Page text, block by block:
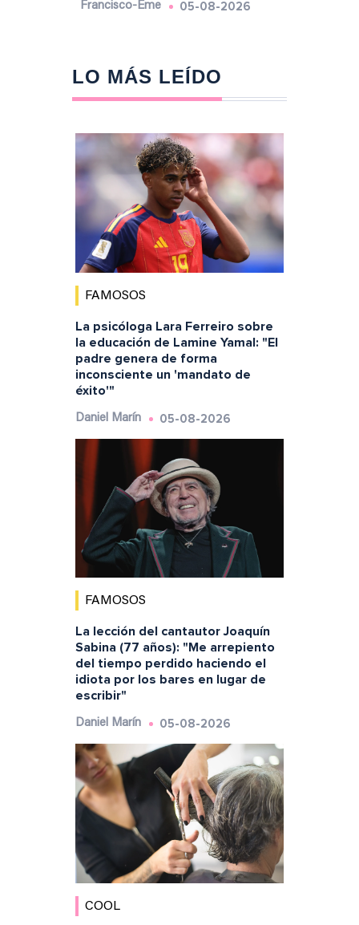
Francisco-Eme 05-08-2026
LO MÁS LEÍDO
FAMOSOS
La psicóloga Lara Ferreiro sobre
la educación de Lamine Yamal: "El
padre genera de forma
inconsciente un 'mandato de
éxito'"
Daniel Marín 05-08-2026
FAMOSOS
La lección del cantautor Joaquín
Sabina (77 años): "Me arrepiento
del tiempo perdido haciendo el
idiota por los bares en lugar de
escribir"
Daniel Marín 05-08-2026
COOL